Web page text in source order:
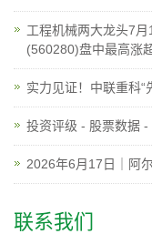
工程机械两大龙头7
(560280)盘中最高涨
实力见证！中联重科“
投资评级 - 股票数据
2026年6月17日｜阿
联系我们